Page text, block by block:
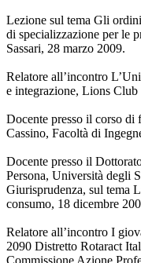
Lezione sul tema Gli
di specializzazione per le
Sassari, 28 marzo 2009.
Relatore all’incontro
e integrazione, Lions Club
Docente presso il corso
Cassino, Facoltà di
Docente presso il
Persona, Università degli
Giurisprudenza, sul tema
consumo, 18 dicembre
Relatore all’incontro I
2090 Distretto Rotaract
Commissione Azione